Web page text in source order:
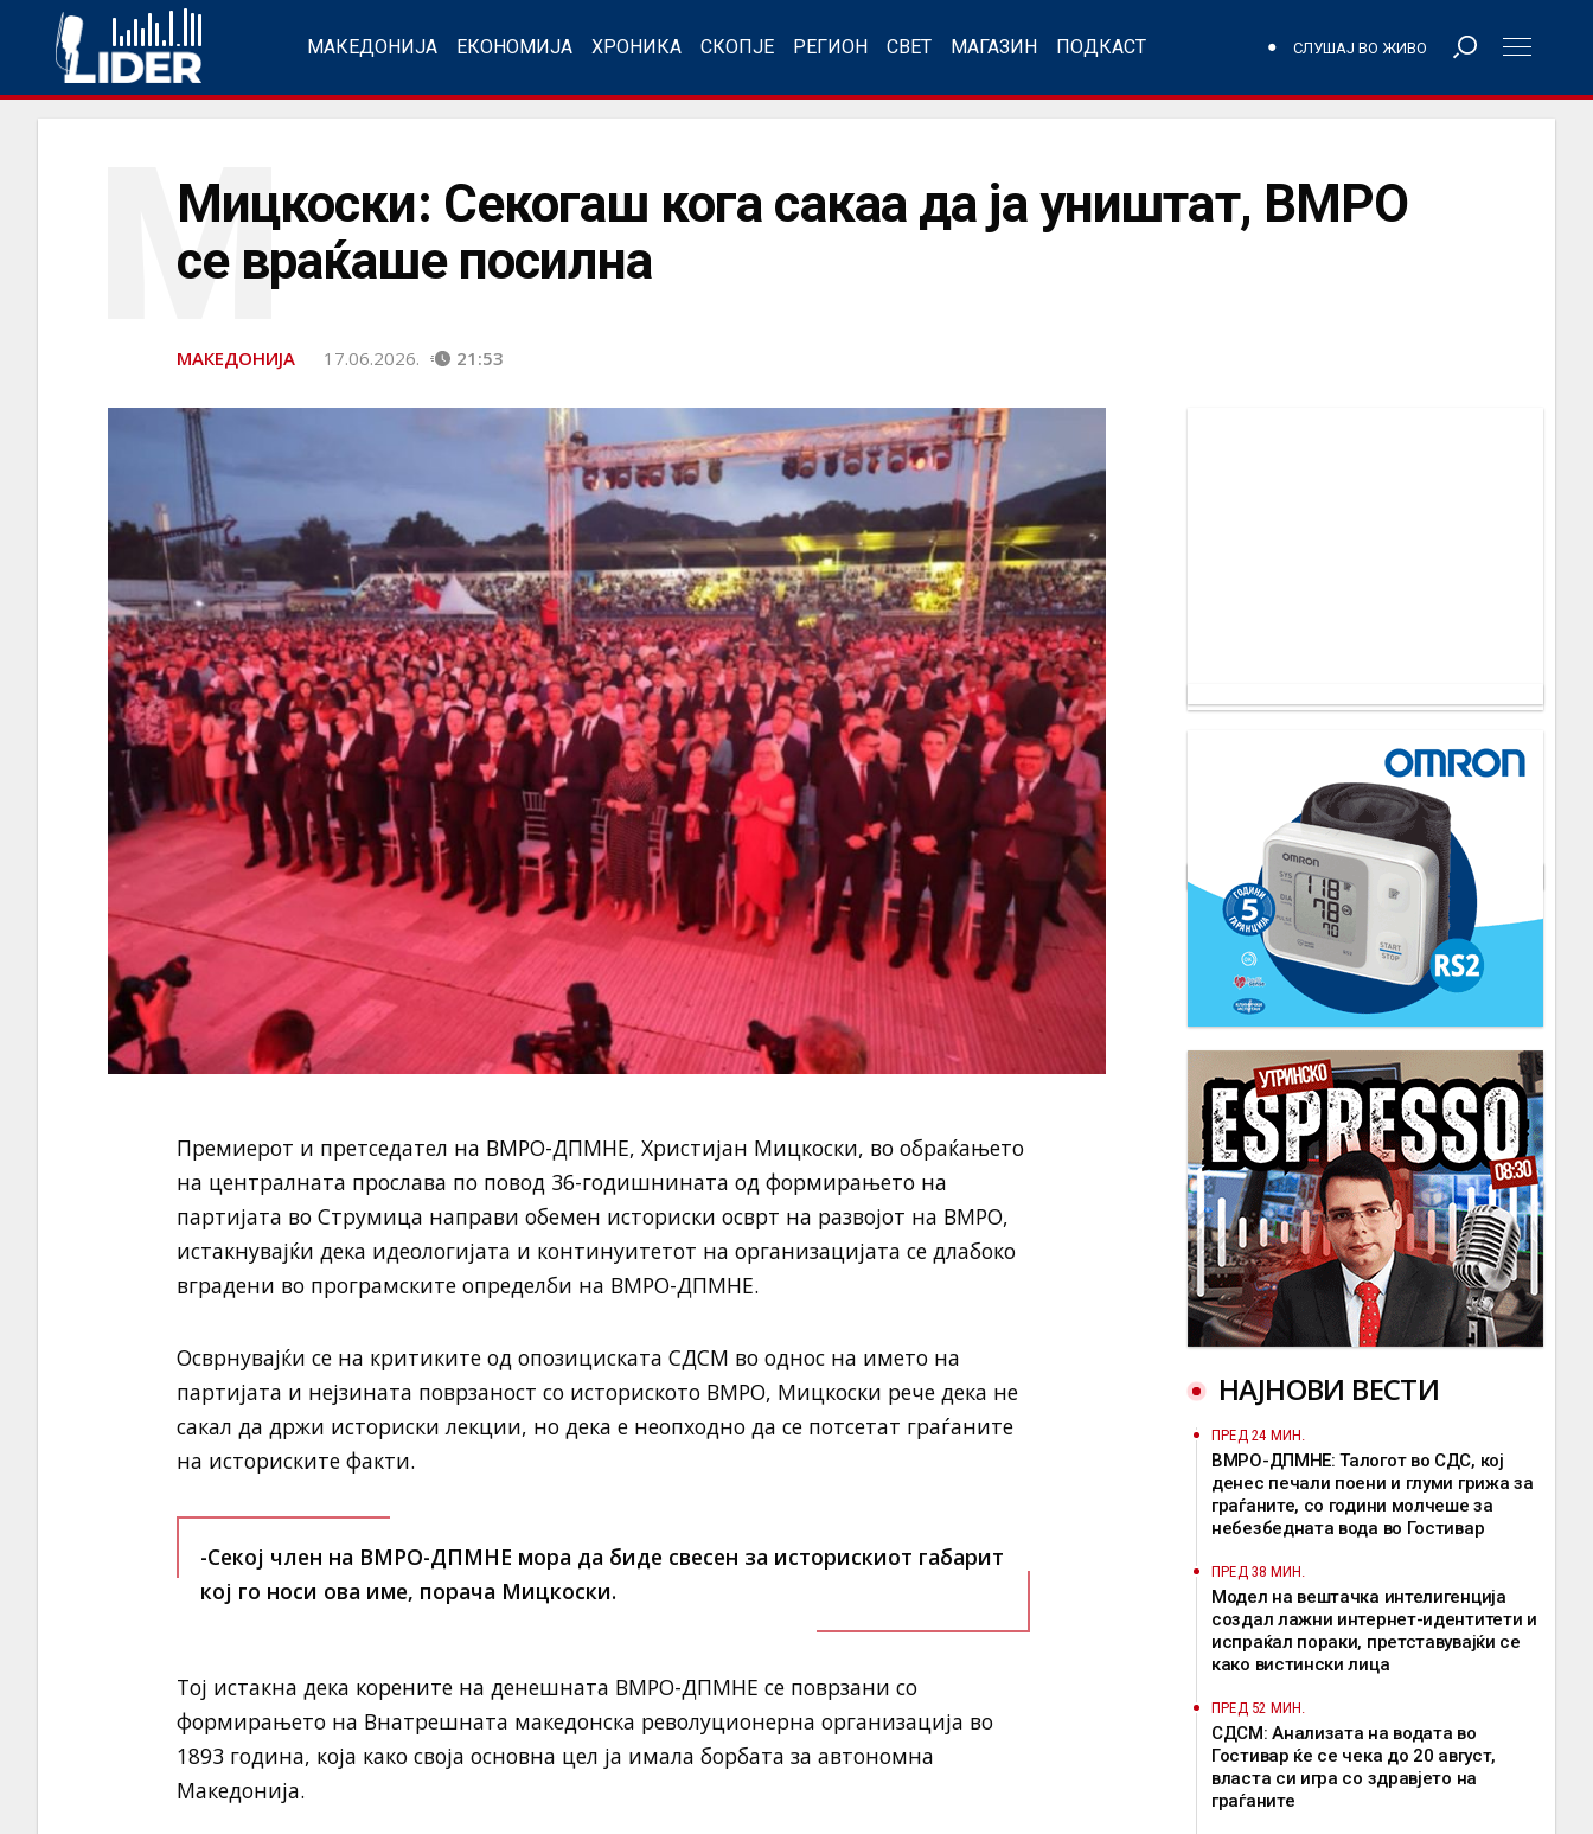
МАКЕДОНИЈА ЕКОНОМИЈА ХРОНИКА СКОПЈЕ РЕГИОН СВЕТ МАГАЗИН ПОДКАСТ СЛУШАЈ ВО ЖИВО
Мицкоски: Секогаш кога сакаа да ја уништат, ВМРО
се враќаше посилна
М
МАКЕДОНИЈА 17.06.2026. 21:53
Премиерот и претседател на ВМРО-ДПМНЕ, Христијан Мицкоски, во обраќањето
на централната прослава по повод 36-годишнината од формирањето на
партијата во Струмица направи обемен историски осврт на развојот на ВМРО,
истакнувајќи дека идеологијата и континуитетот на организацијата се длабоко
вградени во програмските определби на ВМРО-ДПМНЕ.
Осврнувајќи се на критиките од опозициската СДСМ во однос на името на
партијата и нејзината поврзаност со историското ВМРО, Мицкоски рече дека не
сакал да држи историски лекции, но дека е неопходно да се потсетат граѓаните
на историските факти.
-Секој член на ВМРО-ДПМНЕ мора да биде свесен за историскиот габарит
кој го носи ова име, порача Мицкоски.
Тој истакна дека корените на денешната ВМРО-ДПМНЕ се поврзани со
формирањето на Внатрешната македонска револуционерна организација во
1893 година, која како своја основна цел ја имала борбата за автономна
Македонија.
НАЈНОВИ ВЕСТИ
ПРЕД 24 МИН.
ВМРО-ДПМНЕ: Талогот во СДС, кој
денес печали поени и глуми грижа за
граѓаните, со години молчеше за
небезбедната вода во Гостивар
ПРЕД 38 МИН.
Mодел на вештачка интелигенција
создал лажни интернет-идентитети и
испраќал пораки, претставувајќи се
како вистински лица
ПРЕД 52 МИН.
СДСМ: Анализата на водата во
Гостивар ќе се чека до 20 август,
власта си игра со здравјето на
граѓаните